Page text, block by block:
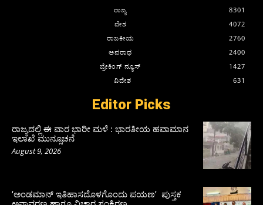
ರಾಜ್ಯ
8301
ದೇಶ
4072
ರಾಜಕೀಯ
2760
ಅಪರಾಧ
2400
ಬ್ರೇಕಿಂಗ್ ನ್ಯೂಸ್
1427
ವಿದೇಶ
631
Editor Picks
ರಾಜ್ಯದಲ್ಲಿ ಈ ವಾರ ಭಾರೀ ಮಳೆ : ಭಾರತೀಯ ಹವಾಮಾನ
ಇಲಾಖೆ ಮುನ್ಸೂಚನೆ
August 9, 2026
‘ಅಂಡಮಾನ್ ಇತಿಹಾಸದೊಳಗೊಂದು ಪಯಣ’ ಪುಸ್ತಕ